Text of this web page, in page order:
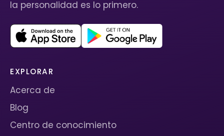
la personalidad es lo primero.
EXPLORAR
Acerca de
Blog
Centro de conocimiento